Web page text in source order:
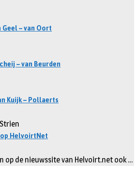
– van Oort
– van Beurden
Kuijk – Pollaerts
HelvoirtNet
op de nieuwssite van Helvoirt.net ook …